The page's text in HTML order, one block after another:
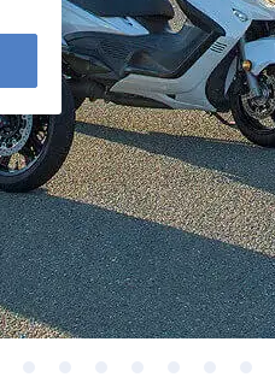
Wie